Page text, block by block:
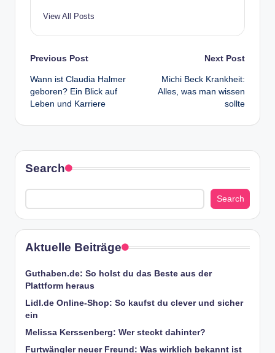
View All Posts
Post
navigation
Previous Post
Wann ist Claudia Halmer
geboren? Ein Blick auf
Leben und Karriere
Next Post
Michi Beck Krankheit:
Alles, was man wissen
sollte
Search
Search
Aktuelle Beiträge
Guthaben.de: So holst du das Beste aus der
Plattform heraus
Lidl.de Online-Shop: So kaufst du clever und sicher
ein
Melissa Kerssenberg: Wer steckt dahinter?
Furtwängler neuer Freund: Was wirklich bekannt ist